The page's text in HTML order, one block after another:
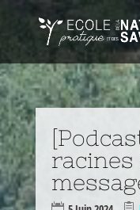
racines